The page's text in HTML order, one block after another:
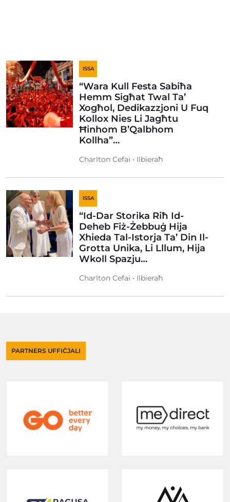
ISSA
“Wara Kull Festa Sabiħa
Hemm Sigħat Twal Ta’
Xogħol, Dedikazzjoni U Fuq
Kollox Nies Li Jagħtu
Ħinhom B’Qalbhom
Kollha”…
Charlton Cefai • Ilbieraħ
ISSA
“Id-Dar Storika Riħ Id-
Deheb Fiż-Żebbuġ Hija
Xhieda Tal-Istorja Ta’ Din Il-
Grotta Unika, Li Lllum, Hija
Wkoll Spazju…
Charlton Cefai • Ilbieraħ
PARTNERS UFFIĊJALI